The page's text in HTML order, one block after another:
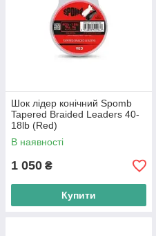
Шок лідер конічний Spomb
Tapered Braided Leaders 40-
18lb (Red)
В наявності
1 050 ₴
Купити